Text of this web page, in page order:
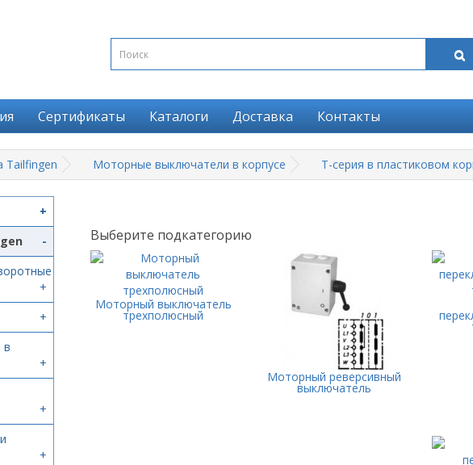
Сертификаты Каталоги Доставка Контакты
Tailfingen Моторные выключатели в корпусе T-серия в пластиковом
+
-
+
+
в
+
+
+
Выберите подкатегорию
Моторный выключатель
трехполюсный
Моторный реверсивный
выключатель